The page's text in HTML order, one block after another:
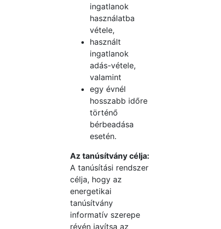
ingatlanok
használatba
vétele,
használt
ingatlanok
adás-vétele,
valamint
egy évnél
hosszabb időre
történő
bérbeadása
esetén.
Az tanúsítvány célja:
A tanúsítási rendszer
célja, hogy az
energetikai
tanúsítvány
informatív szerepe
révén javítsa az